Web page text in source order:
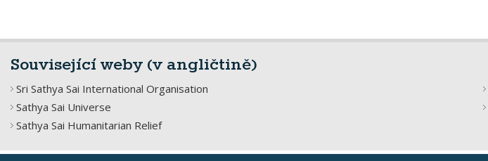
Související weby (v angličtině)
Sri Sathya Sai International Organisation
Sathya Sai Universe
Sathya Sai Humanitarian Relief